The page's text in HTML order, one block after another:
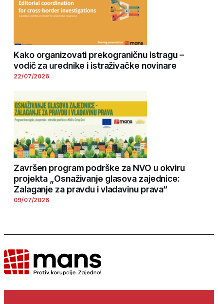
Kako organizovati prekograničnu istragu –
vodič za urednike i istraživačke novinare
22/07/2026
Završen program podrške za NVO u okviru
projekta „Osnaživanje glasova zajednice:
Zalaganje za pravdu i vladavinu prava“
09/07/2026